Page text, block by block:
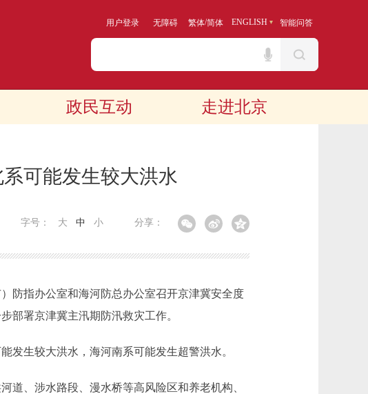
用户登录 无障碍 繁体/简体 ENGLISH 智能问答
政民互动 走进北京
可能发生较大洪水
分享：
字号： 大 中 小
指办公室和海河防总办公室召开京津冀安全度
部署京津冀主汛期防汛救灾工作。
生较大洪水，海河南系可能发生超警洪水。
、涉水路段、漫水桥等高风险区和养老机构、